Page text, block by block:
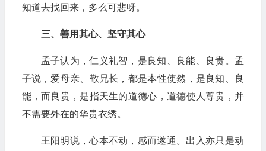
知道去找回来，多么可悲呀。
三、善用其心、坚守其心
孟子认为，仁义礼智，是良知、良能、良贵。孟
子说，爱母亲、敬兄长，都是本性使然，是良知、良
能，而良贵，是指天生的道德心，道德使人尊贵，并
不需要外在的华贵衣绣。
王阳明说，心本不动，感而遂通。出入亦只是动